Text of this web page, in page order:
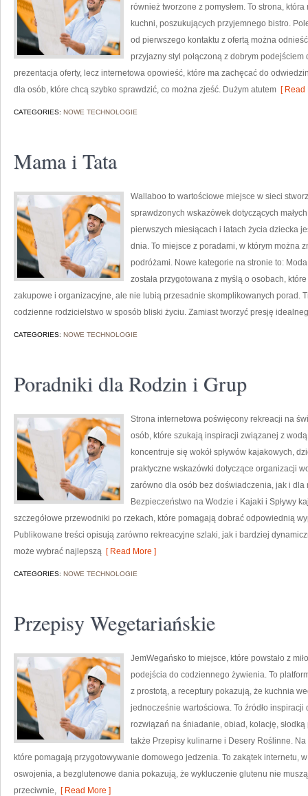
również tworzone z pomysłem. To strona,
kuchni, poszukujących przyjemnego bistro.
od pierwszego kontaktu z ofertą można
przyjazny styl połączoną z dobrym
prezentacja oferty, lecz internetowa opowieść, które ma zachęcać do
dla osób, które chcą szybko sprawdzić, co można zjeść. Dużym atutem [ Read
CATEGORIES: NOWE TECHNOLOGIE
Mama i Tata
Wallaboo to wartościowe miejsce w sieci
sprawdzonych wskazówek dotyczących
pierwszych miesiącach i latach życia dziecka
dnia. To miejsce z poradami, w którym można
podróżami. Nowe kategorie na stronie to:
została przygotowana z myślą o osobach,
zakupowe i organizacyjne, ale nie lubią przesadnie skomplikowanych porad.
codzienne rodzicielstwo w sposób bliski życiu. Zamiast tworzyć presję
CATEGORIES: NOWE TECHNOLOGIE
Poradniki dla Rodzin i Grup
Strona internetowa poświęcony rekreacji na
osób, które szukają inspiracji związanej z
koncentruje się wokół spływów kajakowych,
praktyczne wskazówki dotyczące organizacji
zarówno dla osób bez doświadczenia, jak i dla
Bezpieczeństwo na Wodzie i Kajaki i Spływy
szczegółowe przewodniki po rzekach, które pomagają dobrać odpowiednią
Publikowane treści opisują zarówno rekreacyjne szlaki, jak i bardziej
może wybrać najlepszą [ Read More ]
CATEGORIES: NOWE TECHNOLOGIE
Przepisy Wegetariańskie
JemWegańsko to miejsce, które powstało z
podejścia do codziennego żywienia. To
z prostotą, a receptury pokazują, że kuchnia
jednocześnie wartościowa. To źródło
rozwiązań na śniadanie, obiad, kolację,
także Przepisy kulinarne i Desery Roślinne.
które pomagają przygotowywanie domowego jedzenia. To zakątek internetu,
oswojenia, a bezglutenowe dania pokazują, że wykluczenie glutenu nie
przeciwnie, [ Read More ]